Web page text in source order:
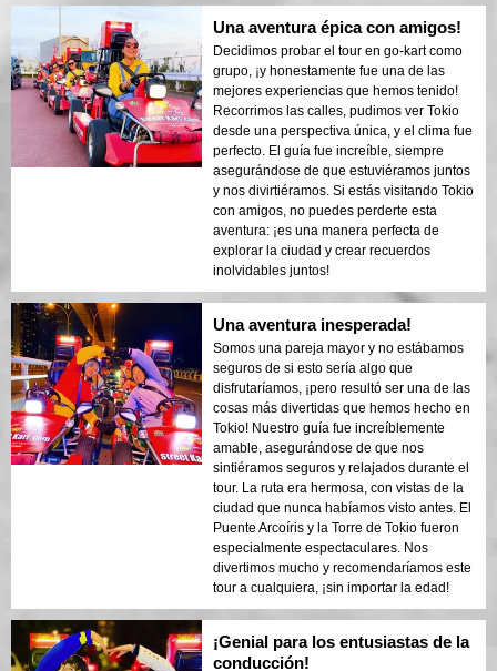
Una aventura épica con amigos!
Decidimos probar el tour en go-kart como
grupo, ¡y honestamente fue una de las
mejores experiencias que hemos tenido!
Recorrimos las calles, pudimos ver Tokio
desde una perspectiva única, y el clima fue
perfecto. El guía fue increíble, siempre
asegurándose de que estuviéramos juntos
y nos divirtiéramos. Si estás visitando Tokio
con amigos, no puedes perderte esta
aventura: ¡es una manera perfecta de
explorar la ciudad y crear recuerdos
inolvidables juntos!
Una aventura inesperada!
Somos una pareja mayor y no estábamos
seguros de si esto sería algo que
disfrutaríamos, ¡pero resultó ser una de las
cosas más divertidas que hemos hecho en
Tokio! Nuestro guía fue increíblemente
amable, asegurándose de que nos
sintiéramos seguros y relajados durante el
tour. La ruta era hermosa, con vistas de la
ciudad que nunca habíamos visto antes. El
Puente Arcoíris y la Torre de Tokio fueron
especialmente espectaculares. Nos
divertimos mucho y recomendaríamos este
tour a cualquiera, ¡sin importar la edad!
¡Genial para los entusiastas de la
conducción!